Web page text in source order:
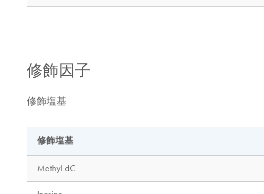
修飾因子
修飾塩基